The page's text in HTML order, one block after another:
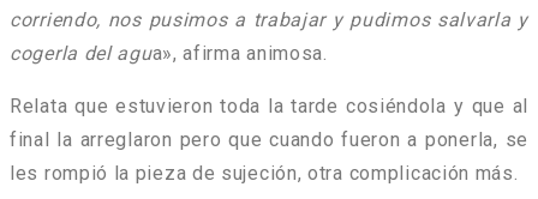
corriendo, nos pusimos a trabajar y pudimos salvarla y
cogerla del agua», afirma animosa.
Relata que estuvieron toda la tarde cosiéndola y que al
final la arreglaron pero que cuando fueron a ponerla, se
les rompió la pieza de sujeción, otra complicación más.